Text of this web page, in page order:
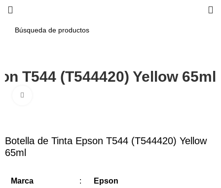
T544 (T544420) Yellow 65ml
Botella de Tinta Epson T544 (T544420) Yellow
65ml
Marca : Epson